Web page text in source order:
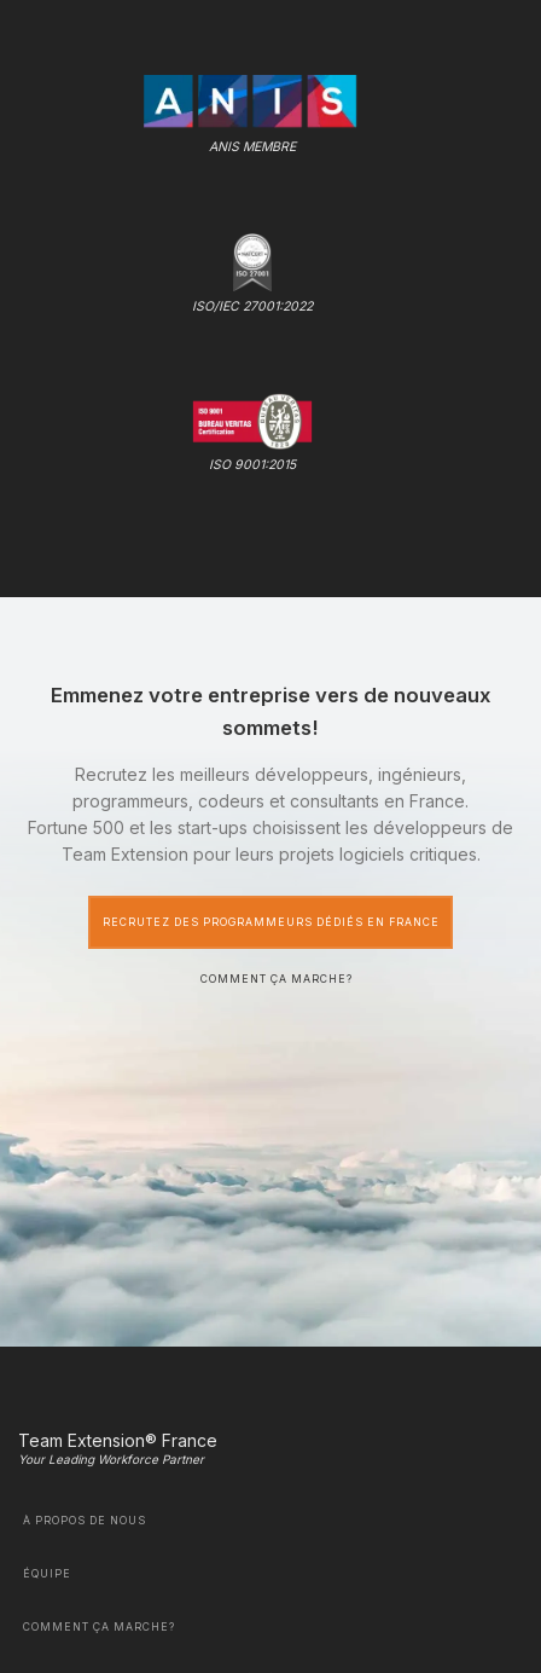
ANIS MEMBRE
ISO/IEC 27001:2022
ISO 9001:2015
Emmenez votre entreprise vers de nouveaux
sommets!
Recrutez les meilleurs développeurs, ingénieurs,
programmeurs, codeurs et consultants en France.
Fortune 500 et les start-ups choisissent les développeurs de
Team Extension pour leurs projets logiciels critiques.
RECRUTEZ DES PROGRAMMEURS DÉDIÉS EN FRANCE
COMMENT ÇA MARCHE?
Team Extension® France
Your Leading Workforce Partner
À PROPOS DE NOUS
ÉQUIPE
COMMENT ÇA MARCHE?